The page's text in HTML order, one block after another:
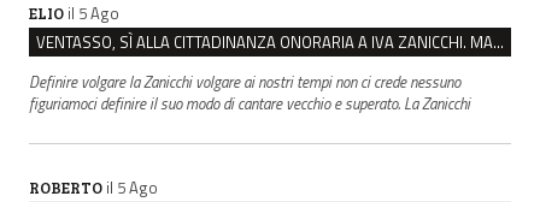
ELIO il 5 Ago
VENTASSO, SÌ ALLA CITTADINANZA ONORARIA A IVA ZANICCHI. MA BARGIACCHI: “È DI PESSIMO GUSTO”
Definire volgare la Zanicchi volgare ai nostri tempi non ci crede nessuno
figuriamoci definire il suo modo di cantare vecchio e superato. La Zanicchi
ROBERTO il 5 Ago